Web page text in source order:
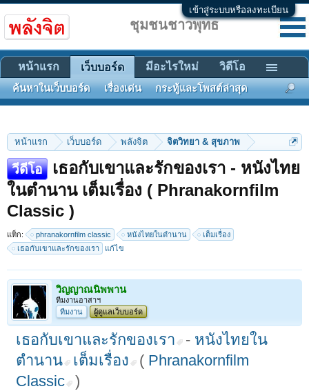
เข้าสู่ระบบหรือลงทะเบียน
หน้าแรก เว็บบอร์ด พลังจิต จิตวิทยา & สุขภาพ
วีดีโอ
เธอกับเขาและรักของเรา - หนังไทย
ในตำนาน เต็มเรื่อง ( Phranakornfilm
Classic )
แท็ก: phranakornfilm classic หนังไทยในตำนาน
เต็มเรื่อง
เธอกับเขาและรักของเรา
แก้ไข
วิญญาณนิพพาน
ทีมงานอาสาฯ
ทีมงาน
ผู้ดูแลเว็บบอร์ด
เธอกับเขาและรักของเรา - หนังไทยใน
ตำนาน
เต็มเรื่อง ( Phranakornfilm
Classic )
ชุมชนชาวพุทธ
หน้าแรก เว็บบอร์ด
ค้นหาในเว็บบอร์ด เรื่องเด่น กระทู้และโพสต์ล่าสุด
มีอะไรใหม่ วิดีโอ